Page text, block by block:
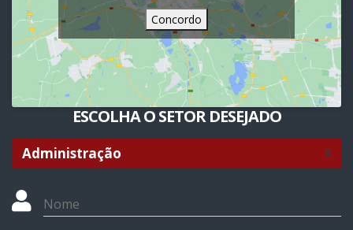
Concordo
ESCOLHA O SETOR DESEJADO
Nome